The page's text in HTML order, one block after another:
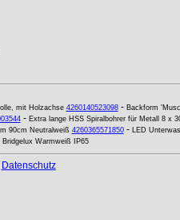
mit Holzachse 4260140523098- Backform
- Extra lange HSS Spiralbohrer für Metall 8 x
90cm Neutralweiß 4260365571850- LED
Warmweiß IP65
Datenschutz